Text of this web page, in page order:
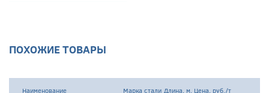
ПОХОЖИЕ ТОВАРЫ
Наименование Марка стали Длина, м. Цена, руб./т